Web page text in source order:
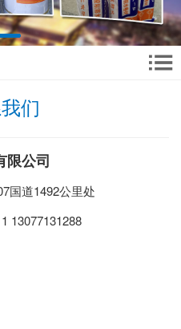
们
限公司
国道1492公里处
13077131288